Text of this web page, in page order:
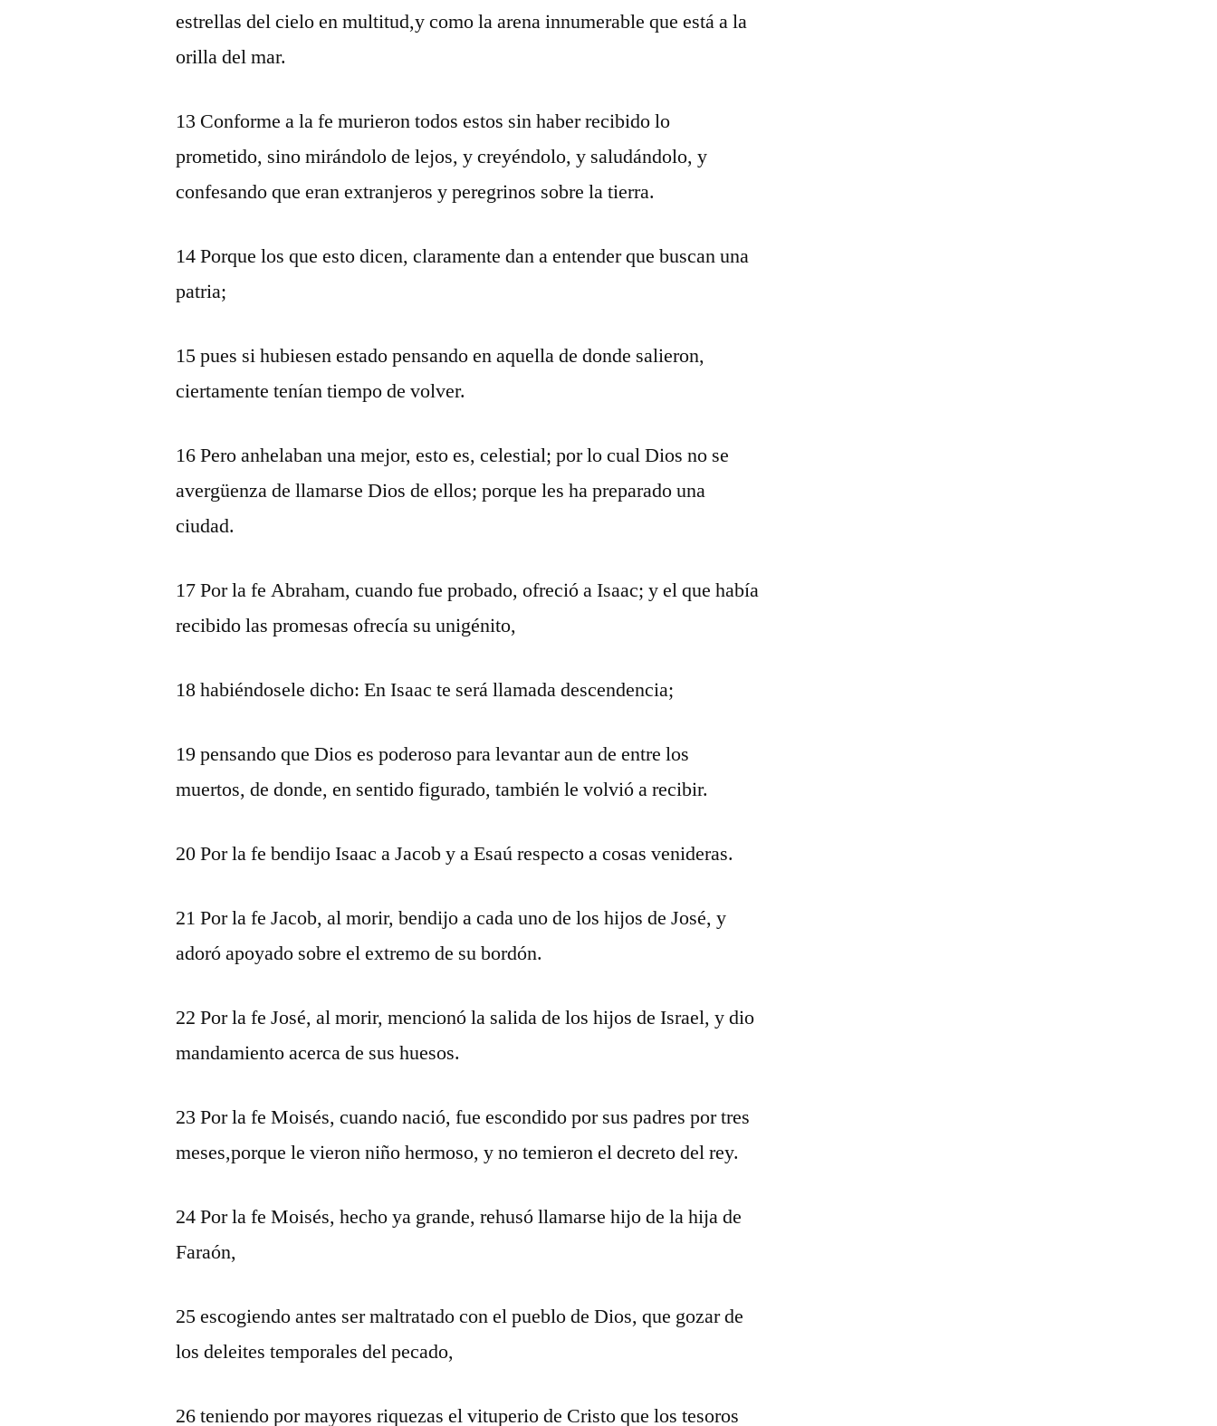
estrellas del cielo en multitud,y como la arena innumerable que está a la
orilla del mar.
13 Conforme a la fe murieron todos estos sin haber recibido lo
prometido, sino mirándolo de lejos, y creyéndolo, y saludándolo, y
confesando que eran extranjeros y peregrinos sobre la tierra.
14 Porque los que esto dicen, claramente dan a entender que buscan una
patria;
15 pues si hubiesen estado pensando en aquella de donde salieron,
ciertamente tenían tiempo de volver.
16 Pero anhelaban una mejor, esto es, celestial; por lo cual Dios no se
avergüenza de llamarse Dios de ellos; porque les ha preparado una
ciudad.
17 Por la fe Abraham, cuando fue probado, ofreció a Isaac; y el que había
recibido las promesas ofrecía su unigénito,
18 habiéndosele dicho: En Isaac te será llamada descendencia;
19 pensando que Dios es poderoso para levantar aun de entre los
muertos, de donde, en sentido figurado, también le volvió a recibir.
20 Por la fe bendijo Isaac a Jacob y a Esaú respecto a cosas venideras.
21 Por la fe Jacob, al morir, bendijo a cada uno de los hijos de José, y
adoró apoyado sobre el extremo de su bordón.
22 Por la fe José, al morir, mencionó la salida de los hijos de Israel, y dio
mandamiento acerca de sus huesos.
23 Por la fe Moisés, cuando nació, fue escondido por sus padres por tres
meses,porque le vieron niño hermoso, y no temieron el decreto del rey.
24 Por la fe Moisés, hecho ya grande, rehusó llamarse hijo de la hija de
Faraón,
25 escogiendo antes ser maltratado con el pueblo de Dios, que gozar de
los deleites temporales del pecado,
26 teniendo por mayores riquezas el vituperio de Cristo que los tesoros